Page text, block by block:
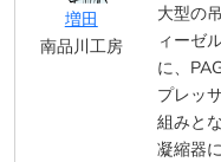
増田
南品川工房
大型の
ィーゼ
に、
プレッ
組みと
凝縮器